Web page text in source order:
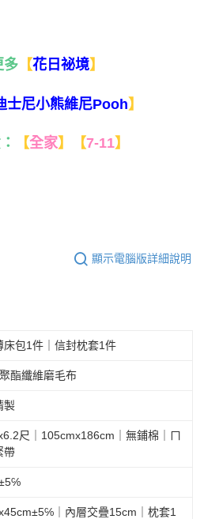
多【花日祕境】
士尼小熊維尼Pooh】
【全家】 【7-11】
顯示電腦版詳細說明
床包1件｜信封枕套1件
酯纖維磨毛布
製
尺｜105cmx186cm｜無鋪棉｜ㄇ
帶
｜內層交疊15cm｜枕套1